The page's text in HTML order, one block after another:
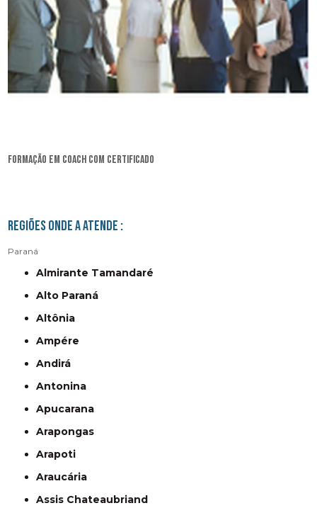
formação em coach com certificado
Regiões onde a atende :
Paraná
Almirante Tamandaré
Alto Paraná
Altônia
Ampére
Andirá
Antonina
Apucarana
Arapongas
Arapoti
Araucária
Assis Chateaubriand